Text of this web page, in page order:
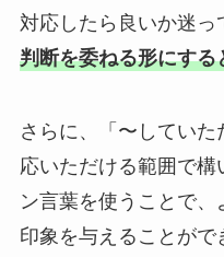
対応したら良いか迷っ
判断を委ねる形にする
さらに、「〜してい
応いただける範囲で構
ン言葉を使うことで
印象を与えることがで